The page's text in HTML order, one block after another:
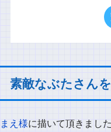
素敵なぶたさん
まえ様に描いて頂きました